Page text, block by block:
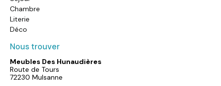
Chambre
Literie
Déco
Nous trouver
Meubles Des Hunaudières
Route de Tours
72230 Mulsanne